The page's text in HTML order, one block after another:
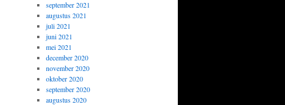
september 2021
augustus 2021
juli 2021
juni 2021
mei 2021
december 2020
november 2020
oktober 2020
september 2020
augustus 2020